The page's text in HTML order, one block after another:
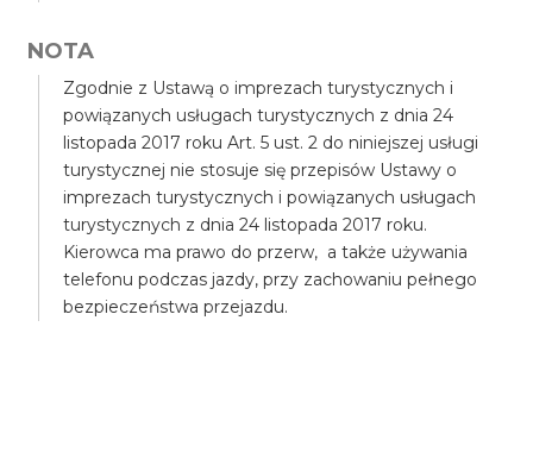
NOTA
Zgodnie z Ustawą o imprezach turystycznych i
powiązanych usługach turystycznych z dnia 24
listopada 2017 roku Art. 5 ust. 2 do niniejszej usługi
turystycznej nie stosuje się przepisów Ustawy o
imprezach turystycznych i powiązanych usługach
turystycznych z dnia 24 listopada 2017 roku.
Kierowca ma prawo do przerw, a także używania
telefonu podczas jazdy, przy zachowaniu pełnego
bezpieczeństwa przejazdu.